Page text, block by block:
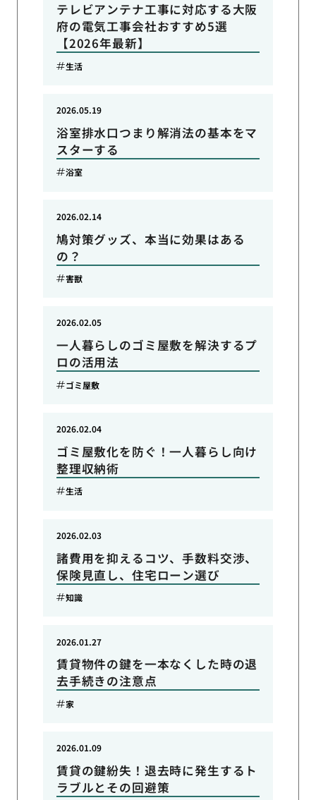
テレビアンテナ工事に対応する大阪
府の電気工事会社おすすめ5選
【2026年最新】
生活
浴室排水口つまり解消法の基本をマ
スターする
2026.05.19
浴室
鳩対策グッズ、本当に効果はある
の？
2026.02.14
害獣
一人暮らしのゴミ屋敷を解決するプ
ロの活用法
2026.02.05
ゴミ屋敷
ゴミ屋敷化を防ぐ！一人暮らし向け
整理収納術
2026.02.04
生活
諸費用を抑えるコツ、手数料交渉、
保険見直し、住宅ローン選び
2026.02.03
知識
賃貸物件の鍵を一本なくした時の退
去手続きの注意点
2026.01.27
家
賃貸の鍵紛失！退去時に発生するト
ラブルとその回避策
2026.01.09